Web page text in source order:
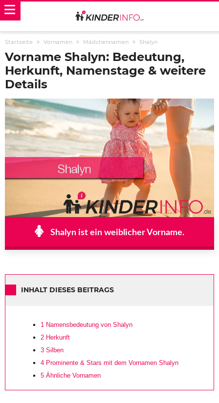
Startseite Vornamen Mädchennamen Shalyn
Vorname Shalyn: Bedeutung,
Herkunft, Namenstage & weitere
Details
Shalyn ist ein weiblicher Vorname.
INHALT DIESES BEITRAGS
1 Namensbedeutung von Shalyn
2 Herkunft
3 Silben
4 Prominente & Stars mit dem Vornamen Shalyn
5 Ähnliche Vornamen